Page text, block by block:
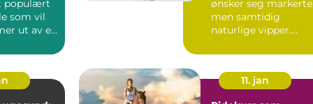
populært
som vil
ut av en
ønsker seg markerte,
men samtidig
naturlige vipper.
hverda...
11. jan